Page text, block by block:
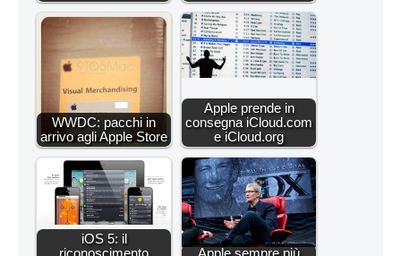
WWDC: pacchi in
arrivo agli Apple Store
Apple prende in
consegna iCloud.com
e iCloud.org
iOS 5: il
riconoscimento
Apple sempre più